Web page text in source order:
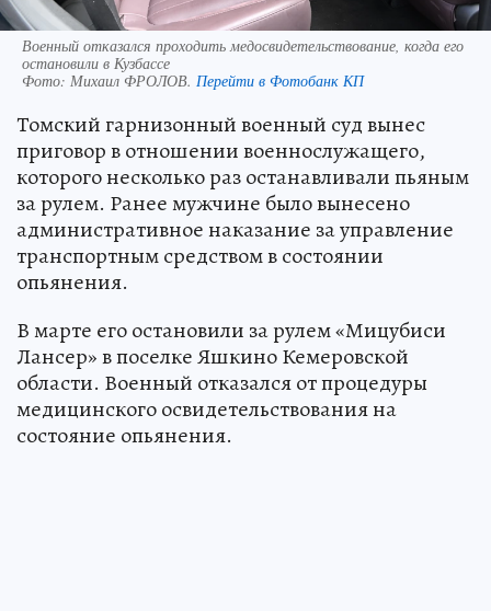
Военный отказался проходить медосвидетельствование, когда его
остановили в Кузбассе
Фото: Михаил ФРОЛОВ. Перейти в Фотобанк КП
Томский гарнизонный военный суд вынес
приговор в отношении военнослужащего,
которого несколько раз останавливали пьяным
за рулем. Ранее мужчине было вынесено
административное наказание за управление
транспортным средством в состоянии
опьянения.
В марте его остановили за рулем «Мицубиси
Лансер» в поселке Яшкино Кемеровской
области. Военный отказался от процедуры
медицинского освидетельствования на
состояние опьянения.